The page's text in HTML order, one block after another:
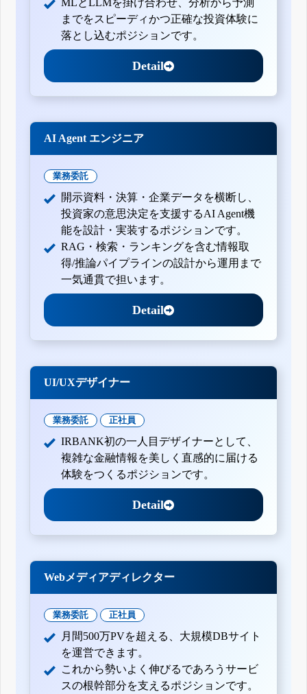
MLとLLMを掛け合わせ、分析から予測
までをスピーディかつ正確な投資体験に
落とし込むポジションです。
Detail
AI Agent エンジニア
業務委託
開示資料・決算・企業データを横断し、
投資家の意思決定を支援するAI Agent機
能を設計・実装するポジションです。
RAG・検索・ランキングを含む情報取
得/推論パイプラインの設計から運用まで
一気通貫で担います。
Detail
UI/UXデザイナー
業務委託 正社員
IRBANK初の一人目デザイナーとして、
複雑な金融情報を美しく直感的に届ける
体験をつくるポジションです。
Detail
Webメディアディレクター
業務委託 正社員
月間500万PVを超える、大規模DBサイト
を運営できます。
これから勢いよく伸びるであろうサービ
スの根幹部分を支えるポジションです。